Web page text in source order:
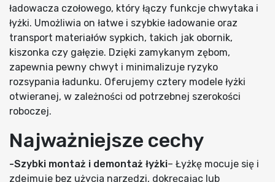
ładowacza czołowego, który łączy funkcje chwytaka i
łyżki. Umożliwia on łatwe i szybkie ładowanie oraz
transport materiałów sypkich, takich jak obornik,
kiszonka czy gałęzie. Dzięki zamykanym zębom,
zapewnia pewny chwyt i minimalizuje ryzyko
rozsypania ładunku. Oferujemy cztery modele łyżki
otwieranej, w zależności od potrzebnej szerokości
roboczej.
Najważniejsze cechy
-Szybki montaż i demontaż łyżki– Łyżkę mocuje się i
zdejmuje bez użycia narzędzi, dokręcając lub